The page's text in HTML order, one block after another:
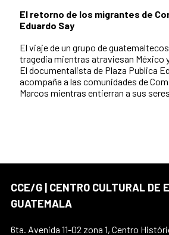
El retorno de los migrantes de
Eduardo Say
El viaje de un grupo de
tragedia mientras atraviesan México
El documentalista de Plaza Publica
acompaña a las comunidades de
Marcos mientras entierran a sus
CCE/G | CENTRO CULTURAL DE
GUATEMALA
6ta. Avenida 11-02 zona 1, Centro